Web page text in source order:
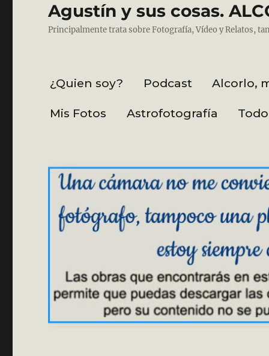
Agustín y sus cosas.
Principalmente trata sobre Fotografía, Vídeo y Relatos,
¿Quien soy? Podcast Alcorlo,
Mis Fotos Astrofotografía